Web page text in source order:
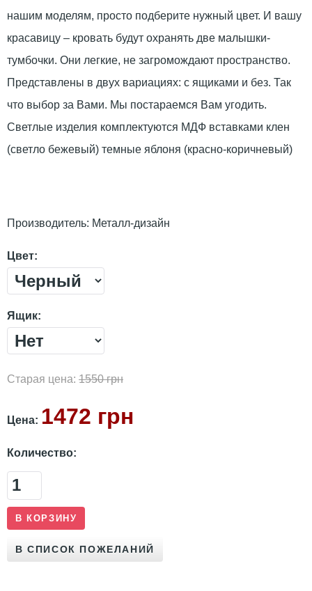
нашим моделям, просто подберите нужный цвет. И вашу
красавицу – кровать будут охранять две малышки-
тумбочки. Они легкие, не загромождают пространство.
Представлены в двух вариациях: с ящиками и без. Так
что выбор за Вами. Мы постараемся Вам угодить.
Светлые изделия комплектуются МДФ вставками клен
(светло бежевый) темные яблоня (красно-коричневый)
Производитель: Металл-дизайн
Цвет:
Ящик:
Старая цена: 1550 грн
Цена: 1472 грн
Количество: